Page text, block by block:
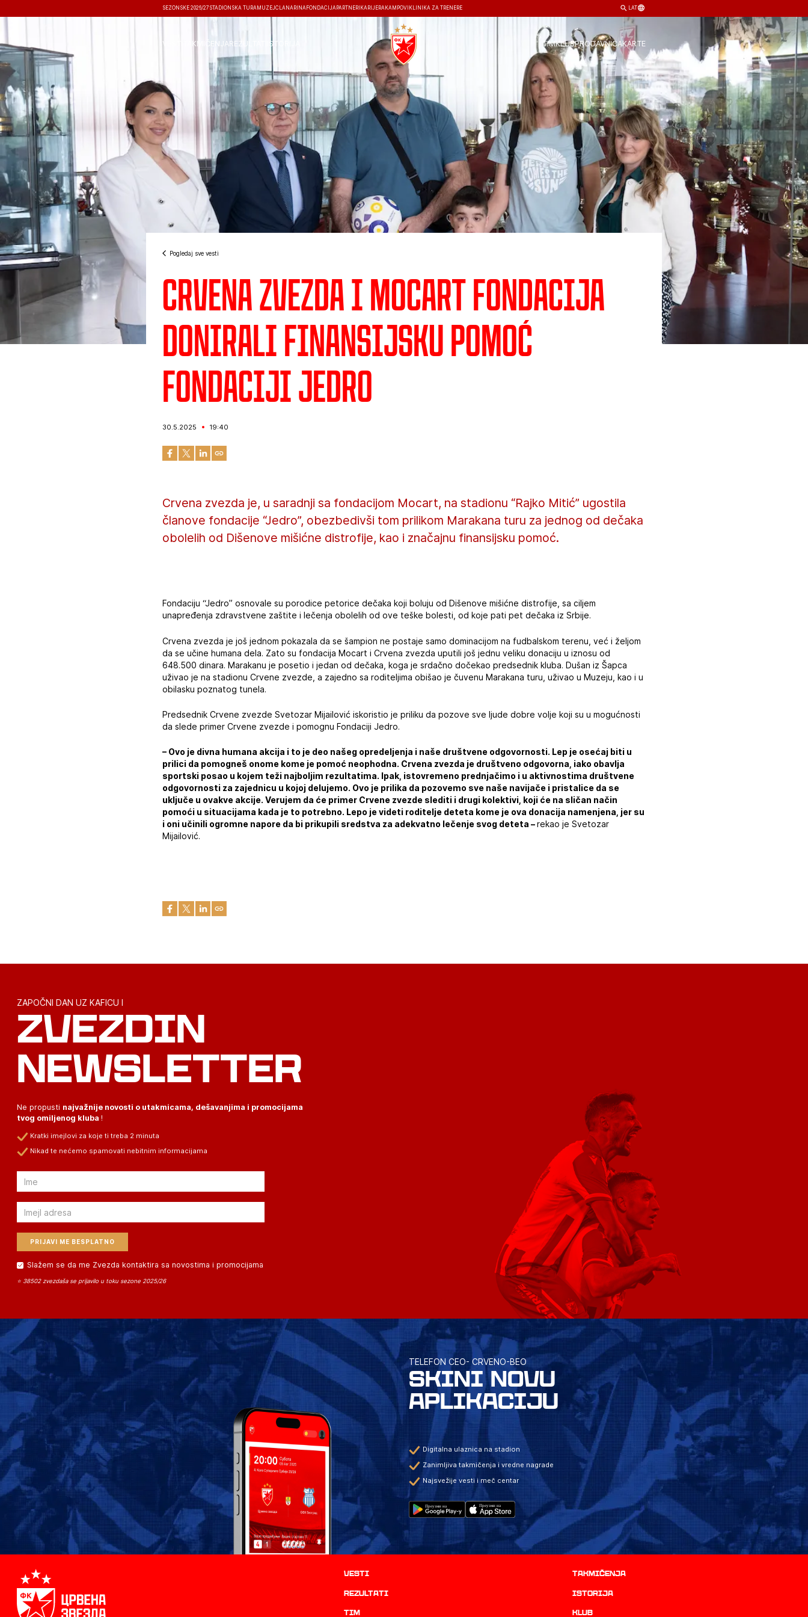
SEZONSKE 2026/27 STADIONSKA TURA MUZEJČLANARINA FONDACIJA PARTNERI KARIJERA KAMPOVI KLINIKA ZA TRENERE LAT
VESTI TAKMIČENJAREZULTATI ISTORIJA TIMKLUBPRODAVNICAKARTE
Pogledaj sve vesti
Crvena zvezda i Mocart fondacija
donirali finansijsku pomoć
Fondaciji Jedro
30.5.2025 19:40
Crvena zvezda je, u saradnji sa fondacijom Mocart, na stadionu “Rajko Mitić” ugostila
članove fondacije “Jedro”, obezbedivši tom prilikom Marakana turu za jednog od dečaka
obolelih od Dišenove mišićne distrofije, kao i značajnu finansijsku pomoć.
Fondaciju “Jedro” osnovale su porodice petorice dečaka koji boluju od Dišenove mišićne distrofije, sa ciljem
unapređenja zdravstvene zaštite i lečenja obolelih od ove teške bolesti, od koje pati pet dečaka iz Srbije.
Crvena zvezda je još jednom pokazala da se šampion ne postaje samo dominacijom na fudbalskom terenu, već i željom
da se učine humana dela. Zato su fondacija Mocart i Crvena zvezda uputili još jednu veliku donaciju u iznosu od
648.500 dinara. Marakanu je posetio i jedan od dečaka, koga je srdačno dočekao predsednik kluba. Dušan iz Šapca
uživao je na stadionu Crvene zvezde, a zajedno sa roditeljima obišao je čuvenu Marakana turu, uživao u Muzeju, kao i u
obilasku poznatog tunela.
Predsednik Crvene zvezde Svetozar Mijailović iskoristio je priliku da pozove sve ljude dobre volje koji su u mogućnosti
da slede primer Crvene zvezde i pomognu Fondaciji Jedro.
– Ovo je divna humana akcija i to je deo našeg opredeljenja i naše društvene odgovornosti. Lep je osećaj biti u
prilici da pomogneš onome kome je pomoć neophodna. Crvena zvezda je društveno odgovorna, iako obavlja
sportski posao u kojem teži najboljim rezultatima. Ipak, istovremeno prednjačimo i u aktivnostima društvene
odgovornosti za zajednicu u kojoj delujemo. Ovo je prilika da pozovemo sve naše navijače i pristalice da se
uključe u ovakve akcije. Verujem da će primer Crvene zvezde slediti i drugi kolektivi, koji će na sličan način
pomoći u situacijama kada je to potrebno. Lepo je videti roditelje deteta kome je ova donacija namenjena, jer su
i oni učinili ogromne napore da bi prikupili sredstva za adekvatno lečenje svog deteta –rekao je Svetozar
Mijailović.
ZAPOČNI DAN UZ KAFICU I
ZVEZDIN
NEWSLETTER
Ne propusti najvažnije novosti o utakmicama, dešavanjima i promocijama
tvog omiljenog kluba !
Kratki imejlovi za koje ti treba 2 minuta
Nikad te nećemo spamovati nebitnim informacijama
Email
Email
Slažem se da me Zvezda kontaktira sa novostima i promocijama
⭐ 38502 zvezdaša se prijavilo u toku sezone 2025/26
TELEFON CEO- CRVENO-BEO
SKINI NOVU
APLIKACIJU
Digitalna ulaznica na stadion
Zanimljiva takmičenja i vredne nagrade
Najsvežije vesti i meč centar
Vesti Takmičenja
rezultati istorija
TIM Klub